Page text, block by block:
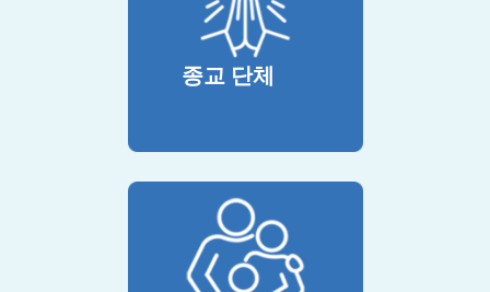
종교 단체